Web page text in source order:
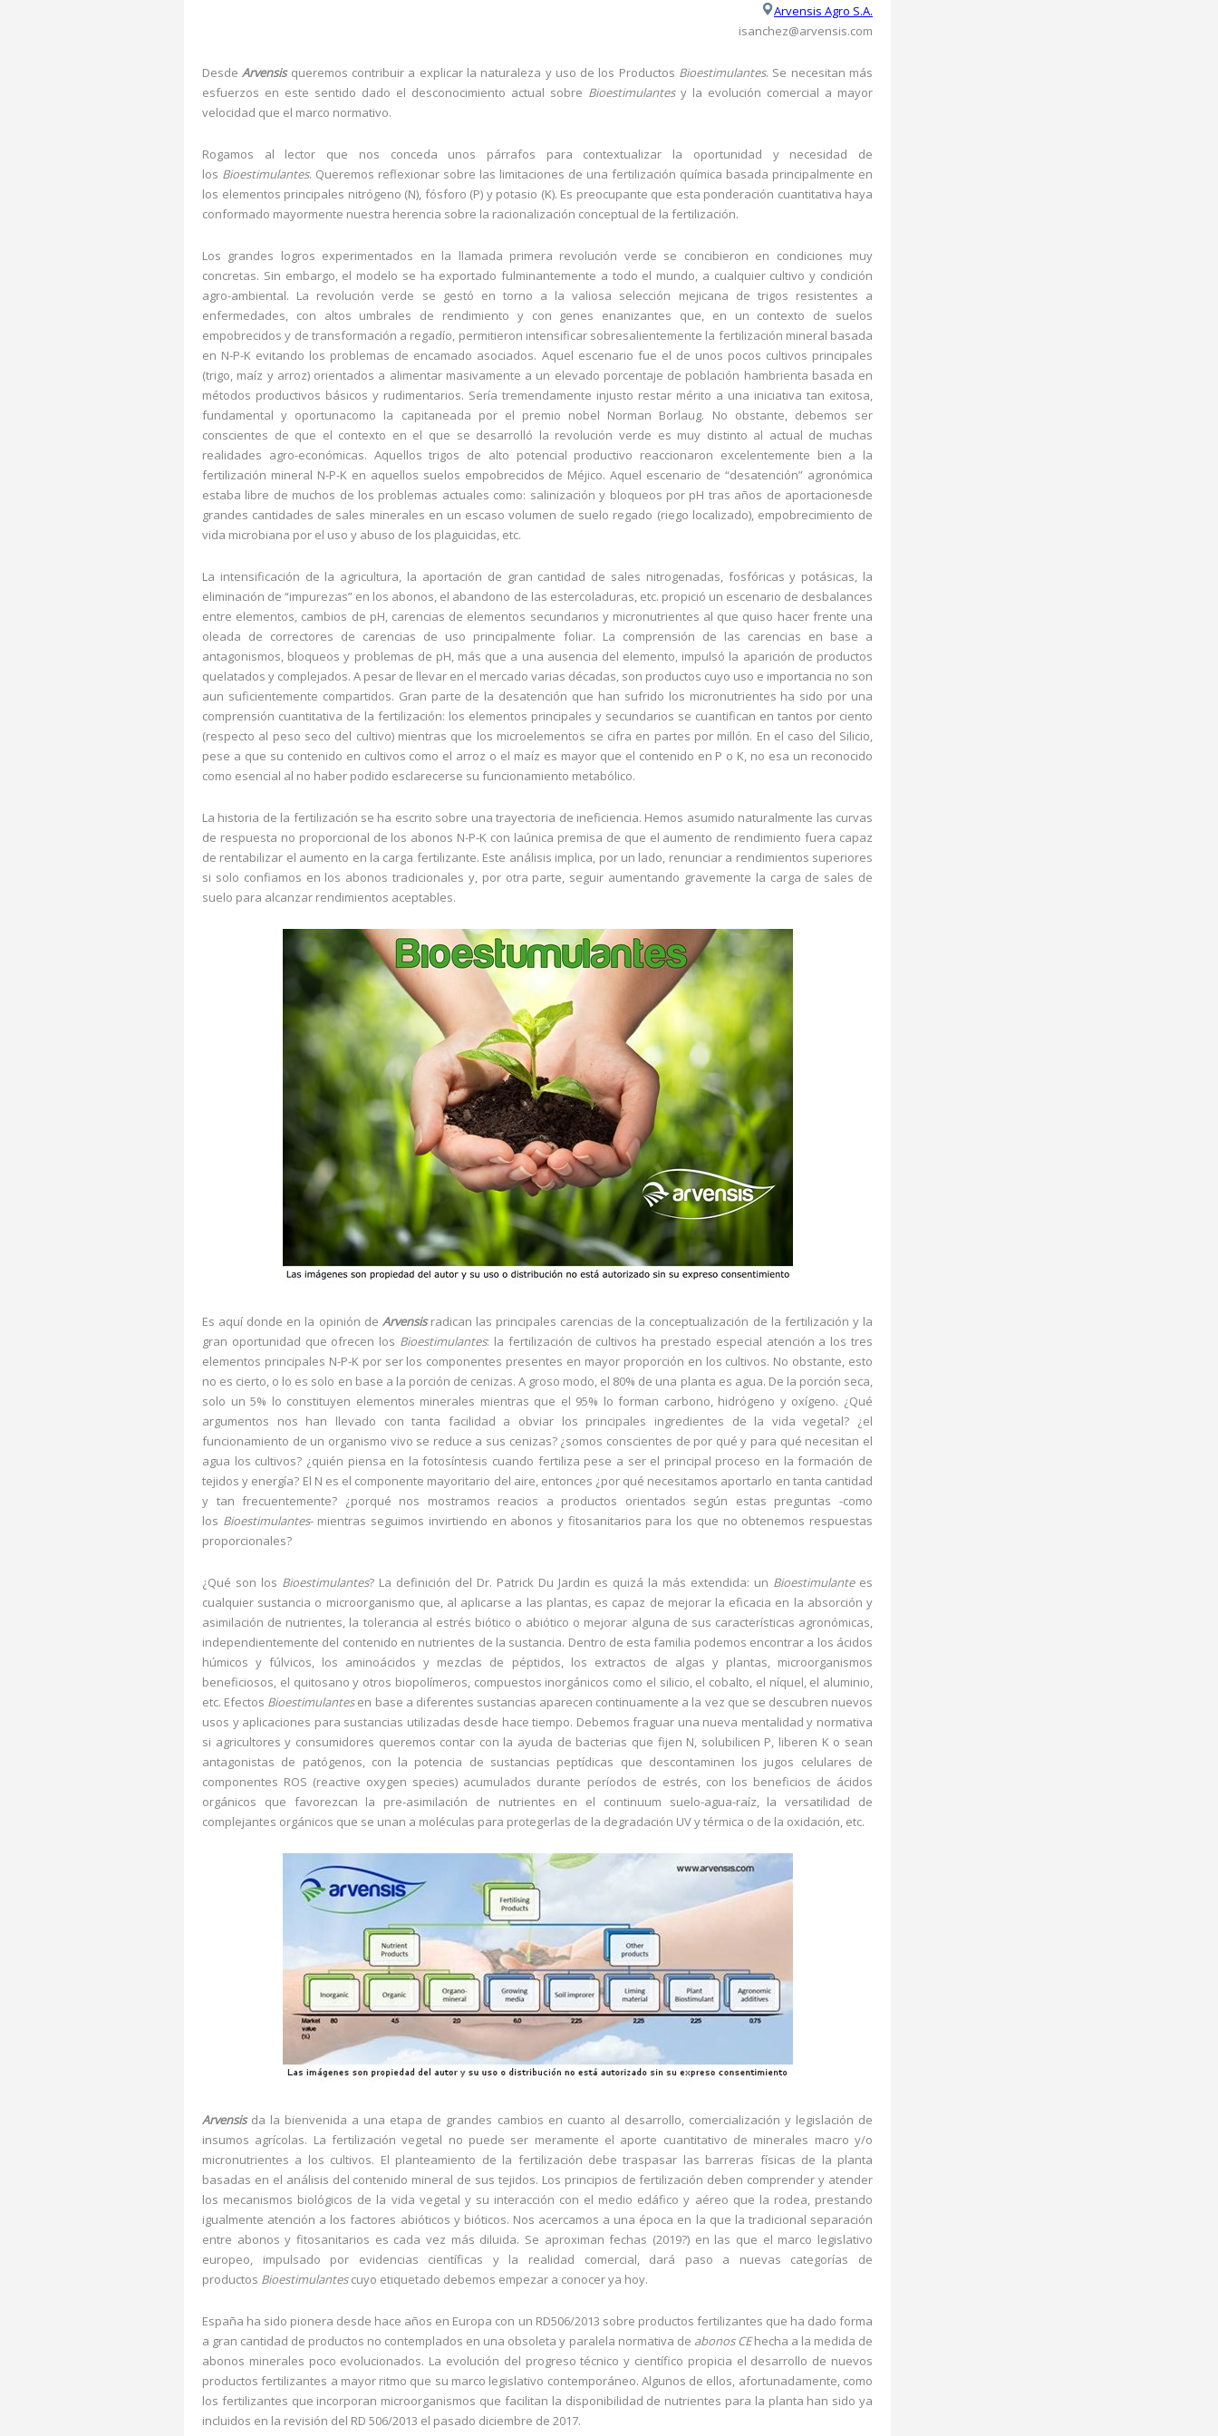
Arvensis Agro S.A.
isanchez@arvensis.com
DesdeArvensisqueremos contribuir a explicar la naturaleza y uso de los Productos Bioestimulantes. Se necesitan más
esfuerzos en este sentido dado el desconocimiento actual sobre Bioestimulantes y la evolución comercial a mayor
velocidad que el marco normativo.
Rogamos al lector que nos conceda unos párrafos para contextualizar la oportunidad y necesidad de
los Bioestimulantes. Queremos reflexionar sobre las limitaciones de una fertilización química basada principalmente en
los elementos principales nitrógeno (N), fósforo (P) y potasio (K). Es preocupante que esta ponderación cuantitativa haya
conformado mayormente nuestra herencia sobre la racionalización conceptual de la fertilización.
Los grandes logros experimentados en la llamada primera revolución verde se concibieron en condiciones muy
concretas. Sin embargo, el modelo se ha exportado fulminantemente a todo el mundo, a cualquier cultivo y condición
agro-ambiental. La revolución verde se gestó en torno a la valiosa selección mejicana de trigos resistentes a
enfermedades, con altos umbrales de rendimiento y con genes enanizantes que, en un contexto de suelos
empobrecidos y de transformación a regadío, permitieron intensificar sobresalientemente la fertilización mineral basada
en N-P-K evitando los problemas de encamado asociados. Aquel escenario fue el de unos pocos cultivos principales
(trigo, maíz y arroz) orientados a alimentar masivamente a un elevado porcentaje de población hambrienta basada en
métodos productivos básicos y rudimentarios. Sería tremendamente injusto restar mérito a una iniciativa tan exitosa,
fundamental y oportunacomo la capitaneada por el premio nobel Norman Borlaug. No obstante, debemos ser
conscientes de que el contexto en el que se desarrolló la revolución verde es muy distinto al actual de muchas
realidades agro-económicas. Aquellos trigos de alto potencial productivo reaccionaron excelentemente bien a la
fertilización mineral N-P-K en aquellos suelos empobrecidos de Méjico. Aquel escenario de “desatención” agronómica
estaba libre de muchos de los problemas actuales como: salinización y bloqueos por pH tras años de aportacionesde
grandes cantidades de sales minerales en un escaso volumen de suelo regado (riego localizado), empobrecimiento de
vida microbiana por el uso y abuso de los plaguicidas, etc.
La intensificación de la agricultura, la aportación de gran cantidad de sales nitrogenadas, fosfóricas y potásicas, la
eliminación de “impurezas” en los abonos, el abandono de las estercoladuras, etc. propició un escenario de desbalances
entre elementos, cambios de pH, carencias de elementos secundarios y micronutrientes al que quiso hacer frente una
oleada de correctores de carencias de uso principalmente foliar. La comprensión de las carencias en base a
antagonismos, bloqueos y problemas de pH, más que a una ausencia del elemento, impulsó la aparición de productos
quelatados y complejados. A pesar de llevar en el mercado varias décadas, son productos cuyo uso e importancia no son
aun suficientemente compartidos. Gran parte de la desatención que han sufrido los micronutrientes ha sido por una
comprensión cuantitativa de la fertilización: los elementos principales y secundarios se cuantifican en tantos por ciento
(respecto al peso seco del cultivo) mientras que los microelementos se cifra en partes por millón. En el caso del Silicio,
pese a que su contenido en cultivos como el arroz o el maíz es mayor que el contenido en P o K, no esa un reconocido
como esencial al no haber podido esclarecerse su funcionamiento metabólico.
La historia de la fertilización se ha escrito sobre una trayectoria de ineficiencia. Hemos asumido naturalmente las curvas
de respuesta no proporcional de los abonos N-P-K con laúnica premisa de que el aumento de rendimiento fuera capaz
de rentabilizar el aumento en la carga fertilizante. Este análisis implica, por un lado, renunciar a rendimientos superiores
si solo confiamos en los abonos tradicionales y, por otra parte, seguir aumentando gravemente la carga de sales de
suelo para alcanzar rendimientos aceptables.
Es aquí donde en la opinión de Arvensisradican las principales carencias de la conceptualización de la fertilización y la
gran oportunidad que ofrecen los Bioestimulantes: la fertilización de cultivos ha prestado especial atención a los tres
elementos principales N-P-K por ser los componentes presentes en mayor proporción en los cultivos. No obstante, esto
no es cierto, o lo es solo en base a la porción de cenizas. A groso modo, el 80% de una planta es agua. De la porción seca,
solo un 5% lo constituyen elementos minerales mientras que el 95% lo forman carbono, hidrógeno y oxígeno. ¿Qué
argumentos nos han llevado con tanta facilidad a obviar los principales ingredientes de la vida vegetal? ¿el
funcionamiento de un organismo vivo se reduce a sus cenizas? ¿somos conscientes de por qué y para qué necesitan el
agua los cultivos? ¿quién piensa en la fotosíntesis cuando fertiliza pese a ser el principal proceso en la formación de
tejidos y energía? El N es el componente mayoritario del aire, entonces ¿por qué necesitamos aportarlo en tanta cantidad
y tan frecuentemente? ¿porqué nos mostramos reacios a productos orientados según estas preguntas -como
los Bioestimulantes- mientras seguimos invirtiendo en abonos y fitosanitarios para los que no obtenemos respuestas
proporcionales?
¿Qué son los Bioestimulantes? La definición del Dr. Patrick Du Jardin es quizá la más extendida: un Bioestimulantees
cualquier sustancia o microorganismo que, al aplicarse a las plantas, es capaz de mejorar la eficacia en la absorción y
asimilación de nutrientes, la tolerancia al estrés biótico o abiótico o mejorar alguna de sus características agronómicas,
independientemente del contenido en nutrientes de la sustancia. Dentro de esta familia podemos encontrar a los ácidos
húmicos y fúlvicos, los aminoácidos y mezclas de péptidos, los extractos de algas y plantas, microorganismos
beneficiosos, el quitosano y otros biopolímeros, compuestos inorgánicos como el silicio, el cobalto, el níquel, el aluminio,
etc. Efectos Bioestimulantesen base a diferentes sustancias aparecen continuamente a la vez que se descubren nuevos
usos y aplicaciones para sustancias utilizadas desde hace tiempo. Debemos fraguar una nueva mentalidad y normativa
si agricultores y consumidores queremos contar con la ayuda de bacterias que fijen N, solubilicen P, liberen K o sean
antagonistas de patógenos, con la potencia de sustancias peptídicas que descontaminen los jugos celulares de
componentes ROS (reactive oxygen species) acumulados durante períodos de estrés, con los beneficios de ácidos
orgánicos que favorezcan la pre-asimilación de nutrientes en el continuum suelo-agua-raíz, la versatilidad de
complejantes orgánicos que se unan a moléculas para protegerlas de la degradación UV y térmica o de la oxidación, etc.
Arvensisda la bienvenida a una etapa de grandes cambios en cuanto al desarrollo, comercialización y legislación de
insumos agrícolas. La fertilización vegetal no puede ser meramente el aporte cuantitativo de minerales macro y/o
micronutrientes a los cultivos. El planteamiento de la fertilización debe traspasar las barreras físicas de la planta
basadas en el análisis del contenido mineral de sus tejidos. Los principios de fertilización deben comprender y atender
los mecanismos biológicos de la vida vegetal y su interacción con el medio edáfico y aéreo que la rodea, prestando
igualmente atención a los factores abióticos y bióticos. Nos acercamos a una época en la que la tradicional separación
entre abonos y fitosanitarios es cada vez más diluida. Se aproximan fechas (2019?) en las que el marco legislativo
europeo, impulsado por evidencias científicas y la realidad comercial, dará paso a nuevas categorías de
productos Bioestimulantescuyo etiquetado debemos empezar a conocer ya hoy.
España ha sido pionera desde hace años en Europa con un RD506/2013 sobre productos fertilizantes que ha dado forma
a gran cantidad de productos no contemplados en una obsoleta y paralela normativa de abonos CEhecha a la medida de
abonos minerales poco evolucionados. La evolución del progreso técnico y científico propicia el desarrollo de nuevos
productos fertilizantes a mayor ritmo que su marco legislativo contemporáneo. Algunos de ellos, afortunadamente, como
los fertilizantes que incorporan microorganismos que facilitan la disponibilidad de nutrientes para la planta han sido ya
incluidos en la revisión del RD 506/2013 el pasado diciembre de 2017.